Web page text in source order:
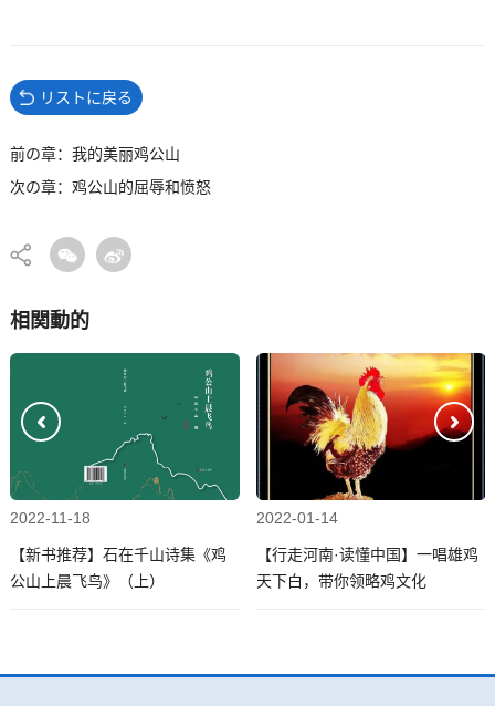
リストに戻る
前の章：我的美丽鸡公山
次の章：鸡公山的屈辱和愤怒
相関動的
2022-11-18
【新书推荐】石在千山诗集《鸡
公山上晨飞鸟》（上）
2022-01-14
【行走河南·读懂中国】一唱雄鸡
天下白，带你领略鸡文化